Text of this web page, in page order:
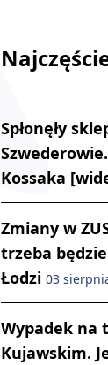
Spłonęły
Kossaka
Zmiany w
trzeba
Łodzi 03
Wypadek na
Kujawskim.